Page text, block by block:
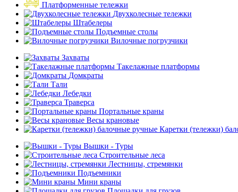
Платформенные тележки
Двухколесные тележки
Штабелеры
Подъемные столы
Вилочные погрузчики
Захваты
Такелажные платформы
Домкраты
Тали
Лебедки
Траверса
Портальные краны
Весы крановые
Каретки (тележки)
Вышки - Туры
Строительные леса
Лестницы, стремянки
Подъемники
Мини краны